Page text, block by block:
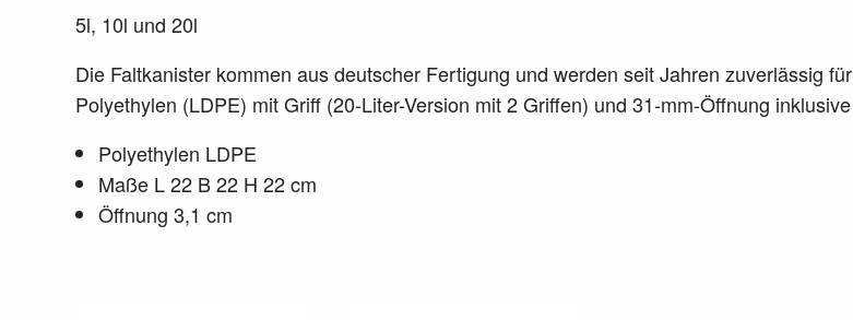
5l, 10l und 20l
Die Faltkanister kommen aus deutscher Fertigung und werden seit Jahren zuverlässig
Polyethylen (LDPE) mit Griff (20-Liter-Version mit 2 Griffen) und 31-mm-Öffnung
Polyethylen LDPE
Maße L 22 B 22 H 22 cm
Öffnung 3,1 cm